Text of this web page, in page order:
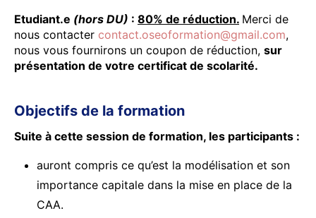
Etudiant.e (hors DU) : 80% de réduction. Merci de
nous contacter contact.oseoformation@gmail.com,
nous vous fournirons un coupon de réduction, sur
présentation de votre certificat de scolarité.
Objectifs de la formation
Suite à cette session de formation, les participants :
auront compris ce qu’est la modélisation et son
importance capitale dans la mise en place de la
CAA.